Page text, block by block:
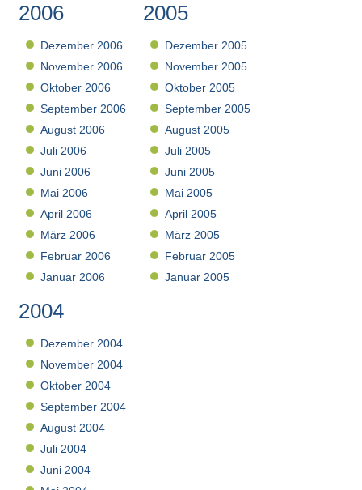
2006
Dezember 2006
November 2006
Oktober 2006
September 2006
August 2006
Juli 2006
Juni 2006
Mai 2006
April 2006
März 2006
Februar 2006
Januar 2006
2005
Dezember 2005
November 2005
Oktober 2005
September 2005
August 2005
Juli 2005
Juni 2005
Mai 2005
April 2005
März 2005
Februar 2005
Januar 2005
2004
Dezember 2004
November 2004
Oktober 2004
September 2004
August 2004
Juli 2004
Juni 2004